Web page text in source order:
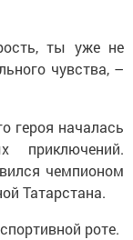
ты уже не
чувства, –
героя началась
приключений.
чемпионом
Татарстана.
роте.